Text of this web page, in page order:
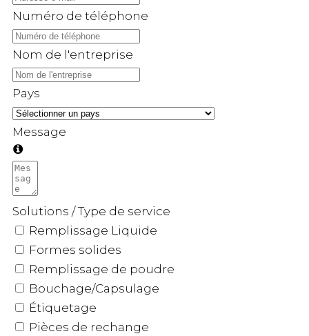
Numéro de téléphone
Nom de l'entreprise
Pays
Message
Solutions / Type de service
Remplissage Liquide
Formes solides
Remplissage de poudre
Bouchage/Capsulage
Étiquetage
Pièces de rechange